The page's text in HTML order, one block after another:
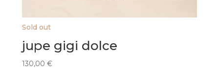
Sold out
jupe gigi dolce
130,00 €